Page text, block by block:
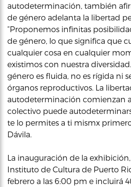
autodeterminación, también
de género adelanta la libertad
“Proponemos infinitas
de género, lo que significa que
cualquier cosa en cualquier
existimos con nuestra
género es fluida, no es rígida ni
órganos reproductivos. La
autodeterminación comienzan
colectivo puede
te lo permites a ti mismx
Dávila.
La inauguración de la
Instituto de Cultura de Puerto
febrero a las 6:00 pm e incluirá